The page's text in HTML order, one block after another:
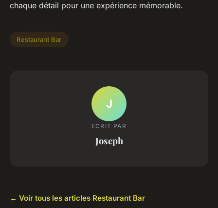
chaque détail pour une expérience mémorable.
Restaurant Bar
J
ECRIT PAR
Joseph
← Voir tous les articles Restaurant Bar